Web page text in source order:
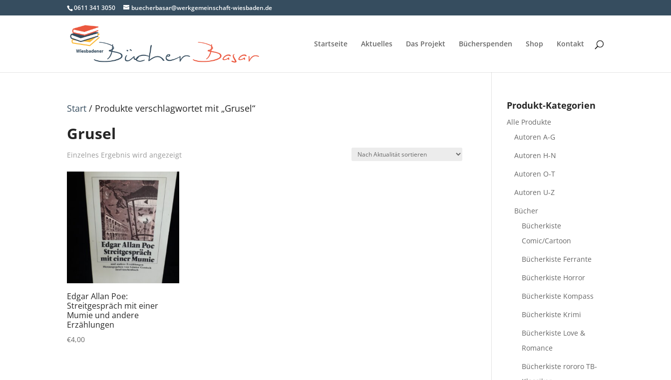
0611 341 3050 buecherbasar@werkgemeinschaft-wiesbaden.de
Startseite Aktuelles Das Projekt Bücherspenden Shop Kontakt
Start / Produkte verschlagwortet mit „Grusel“
Grusel
Einzelnes Ergebnis wird angezeigt
Edgar Allan Poe:
Streitgespräch mit einer
Mumie und andere
Erzählungen
€4,00
Produkt-Kategorien
Alle Produkte
Autoren A-G
Autoren H-N
Autoren O-T
Autoren U-Z
Bücher
Bücherkiste
Comic/Cartoon
Bücherkiste Ferrante
Bücherkiste Horror
Bücherkiste Kompass
Bücherkiste Krimi
Bücherkiste Love &
Romance
Bücherkiste rororo TB-